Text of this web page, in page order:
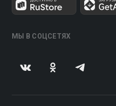
МЫ В СОЦСЕТЯХ